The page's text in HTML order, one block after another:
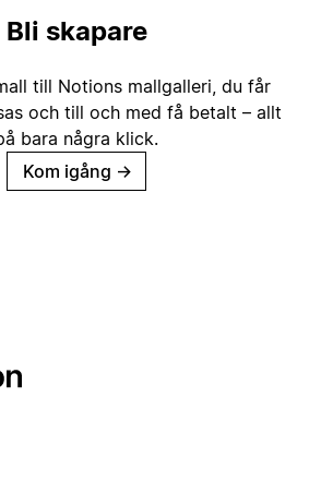
Bli skapare
till Notions mallgalleri, du får
och till och med få betalt – allt
bara några klick.
Kom igång →